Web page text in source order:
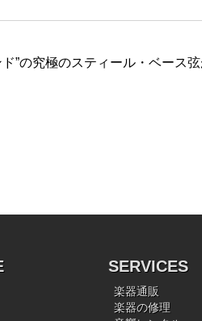
”の究極のスティール・ベース
SERVICES
楽器通販
楽器の修理